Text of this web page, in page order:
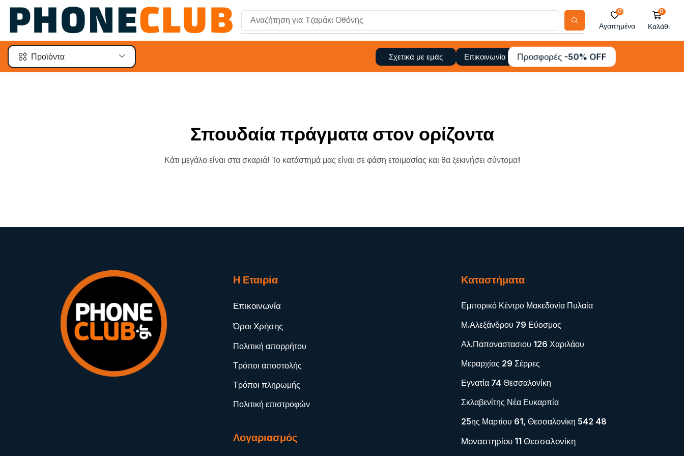
Αναζήτηση για Τζαμάκι Οθόνης
0
Αγαπημένα
0
Καλάθι
Προϊόντα Σχετικά με εμάς Επικοινωνία Προσφορές -50% OFF
Σπουδαία πράγματα στον ορίζοντα
Κάτι μεγάλο είναι στα σκαριά! Το κατάστημά μας είναι σε φάση ετοιμασίας και θα ξεκινήσει σύντομα!
Η Εταιρία
Επικοινωνία
Όροι Χρήσης
Πολιτική απορρήτου
Τρόποι αποστολής
Τρόποι πληρωμής
Πολιτική επιστροφών
Λογαριασμός
Καταστήματα
Εμπορικό Κέντρο Μακεδονία Πυλαία
Μ.Αλεξάνδρου 79 Εύοσμος
Αλ.Παπαναστασιου 126 Χαριλάου
Μεραρχίας 29 Σέρρες
Εγνατία 74 Θεσσαλονίκη
Σκλαβενίτης Νέα Ευκαρπία
25ης Μαρτίου 61, Θεσσαλονίκη 542 48
Μοναστηρίου 11 Θεσσαλονίκη